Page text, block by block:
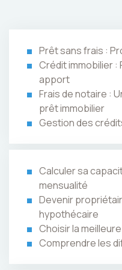
Prêt sans frais :
Crédit immobilier
apport
Frais de notaire :
prêt immobilier
Gestion des
Calculer sa
mensualité
Devenir
hypothécaire
Choisir la
Comprendre les